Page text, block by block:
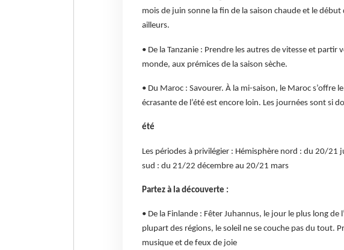
mois de juin sonne la fin de la saison chaude et le début
ailleurs.
• De la Tanzanie : Prendre les autres de vitesse et
monde, aux prémices de la saison sèche.
• Du Maroc : Savourer. À la mi-saison, le Maroc s’offre
écrasante de l’été est encore loin. Les journées sont si
été
Les périodes à privilégier : Hémisphère nord : du 20/
sud : du 21/22 décembre au 20/21 mars
Partez à la découverte :
• De la Finlande : Fêter Juhannus, le jour le plus long de
plupart des régions, le soleil ne se couche pas du tout.
musique et de feux de joie